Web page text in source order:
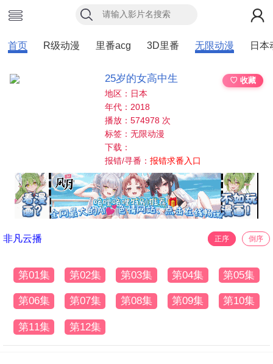
首页 R级动漫 里番acg 3D里番 无限动漫 日本
25岁的女高中生
♡ 收藏
地区：日本
年代：2018
播放：574978 次
标签：无限动漫
下载：
报错/寻番：报错求番入口
非凡云播 正序 倒序
第01集 第02集 第03集 第04集 第05集
第06集 第07集 第08集 第09集 第10集
第11集 第12集